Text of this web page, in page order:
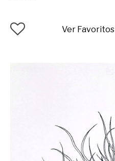
Ver Favoritos